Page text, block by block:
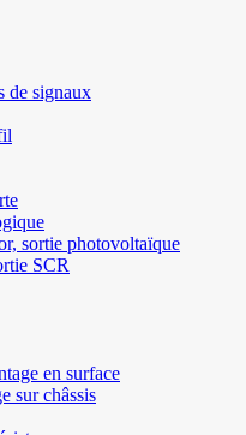
de signaux
sortie photovoltaïque
SCR
en surface
sur châssis